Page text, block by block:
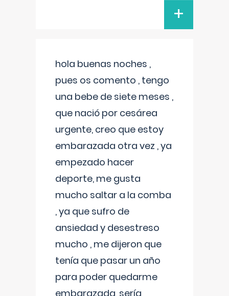
+
hola buenas noches ,
pues os comento , tengo
una bebe de siete meses ,
que nació por cesárea
urgente, creo que estoy
embarazada otra vez , ya
empezado hacer
deporte, me gusta
mucho saltar a la comba
, ya que sufro de
ansiedad y desestreso
mucho , me dijeron que
tenía que pasar un año
para poder quedarme
embarazada, sería